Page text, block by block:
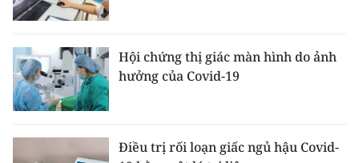
Hội chứng thị giác màn hình do ảnh
hưởng của Covid-19
Điều trị rối loạn giấc ngủ hậu Covid-